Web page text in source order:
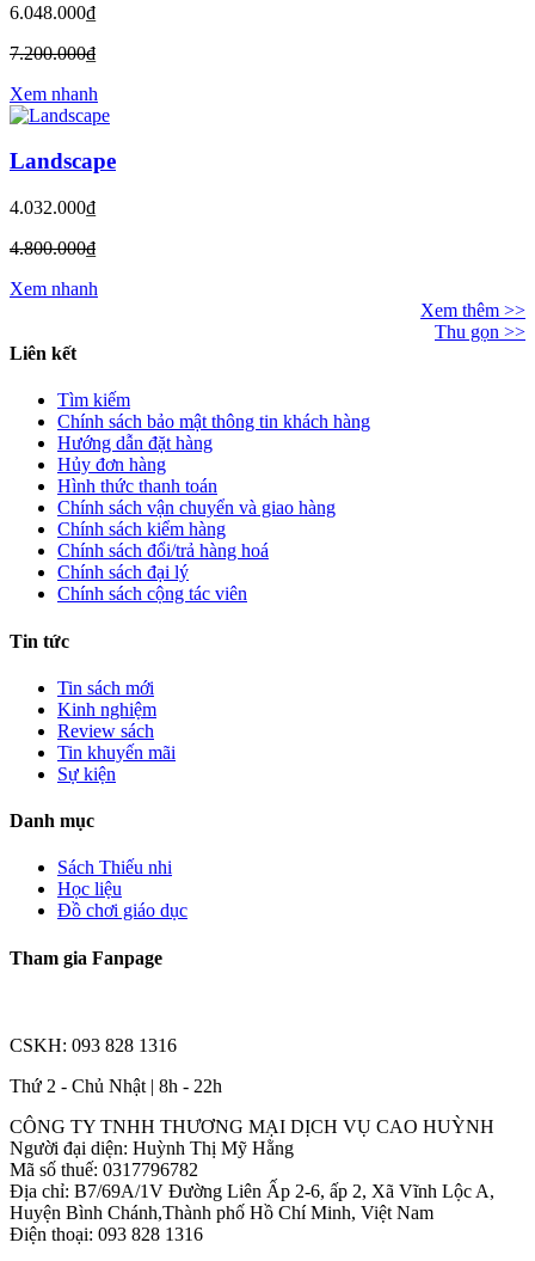
6.048.000₫
7.200.000₫
Xem nhanh
Landscape
4.032.000₫
4.800.000₫
Xem nhanh
Xem thêm >>
Thu gọn >>
Liên kết
Tìm kiếm
Chính sách bảo mật thông tin khách hàng
Hướng dẫn đặt hàng
Hủy đơn hàng
Hình thức thanh toán
Chính sách vận chuyển và giao hàng
Chính sách kiểm hàng
Chính sách đổi/trả hàng hoá
Chính sách đại lý
Chính sách cộng tác viên
Tin tức
Tin sách mới
Kinh nghiệm
Review sách
Tin khuyến mãi
Sự kiện
Danh mục
Sách Thiếu nhi
Học liệu
Đồ chơi giáo dục
Tham gia Fanpage
CSKH: 093 828 1316
Thứ 2 - Chủ Nhật | 8h - 22h
CÔNG TY TNHH THƯƠNG MẠI DỊCH VỤ CAO HUỲNH
Người đại diện: Huỳnh Thị Mỹ Hằng
Mã số thuế: 0317796782
Địa chỉ: B7/69A/1V Đường Liên Ấp 2-6, ấp 2, Xã Vĩnh Lộc A,
Huyện Bình Chánh,Thành phố Hồ Chí Minh, Việt Nam
Điện thoại: 093 828 1316